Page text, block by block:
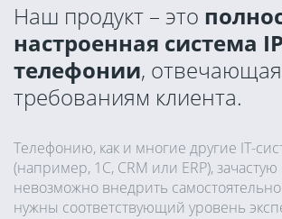
Наш продукт – это
настроенная система
телефонии,
требованиям клиента.
Телефонию, как и многие другие IT-
(например, 1С, CRM или ERP),
невозможно внедрить
нужны соответствующий уровень